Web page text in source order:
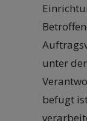
unter
befugt